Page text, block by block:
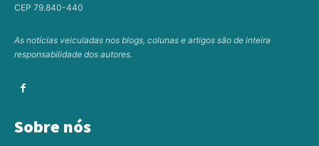
CEP 79.840-440
As notícias veiculadas nos blogs, colunas e artigos são de inteira
responsabilidade dos autores.
Sobre nós